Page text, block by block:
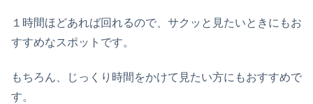
１時間ほどあれば回れるので、サクッと見たいときにもお
すすめなスポットです。
もちろん、じっくり時間をかけて見たい方にもおすすめで
す。